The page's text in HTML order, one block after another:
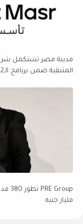
المتبقية ضمن برنامج الـ2%
مليار جنيه